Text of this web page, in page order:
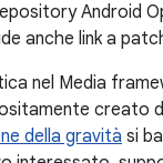
Android
anche link a
nel Media
creato
della gravità si